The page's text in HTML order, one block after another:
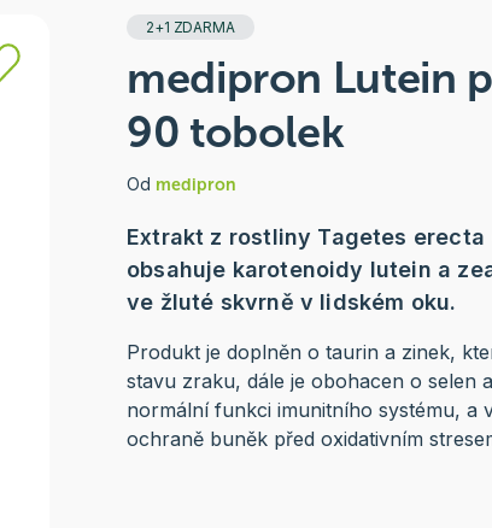
2+1 ZDARMA
medipron Lutein
90 tobolek
Od medipron
Extrakt z rostliny Tagetes
obsahuje karotenoidy lutein a
ve žluté skvrně v lidském oku.
Produkt je doplněn o taurin a zinek,
stavu zraku, dále je obohacen o selen
normální funkci imunitního systému, a
ochraně buněk před oxidativním